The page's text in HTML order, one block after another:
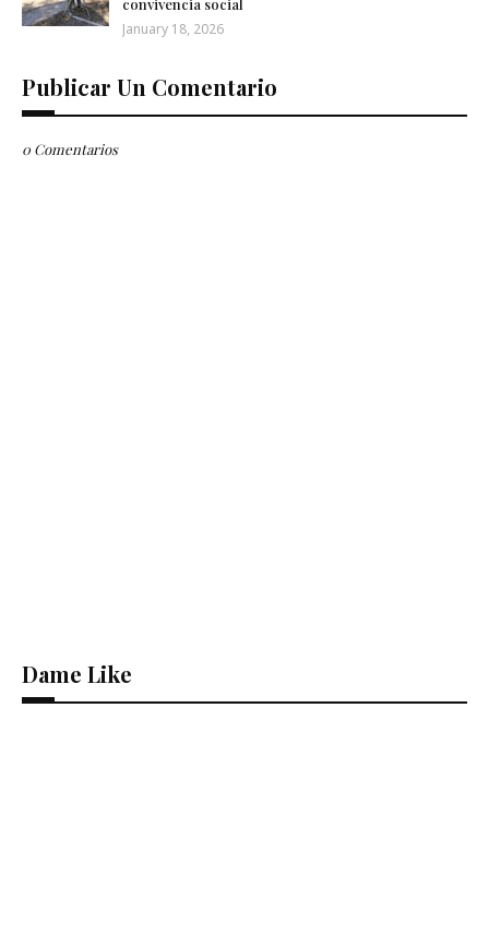
January 18, 2026
Publicar Un Comentario
0 Comentarios
Dame Like